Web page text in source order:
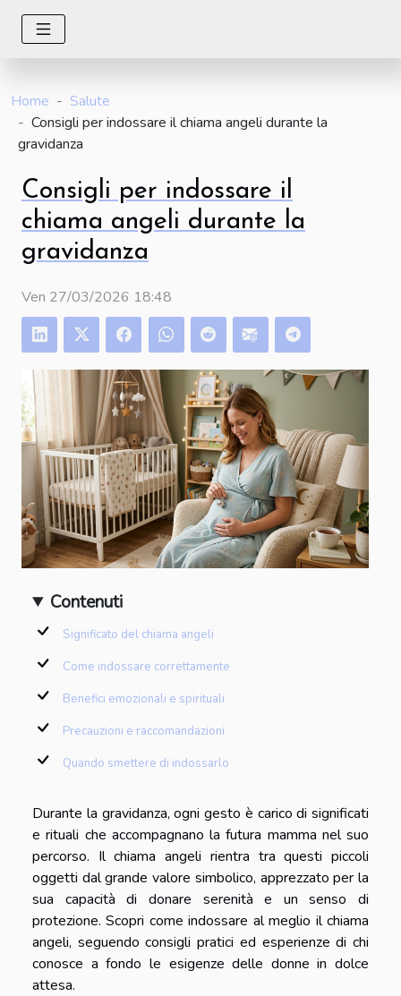
Home
Salute
Consigli per indossare il chiama angeli durante la
gravidanza
Consigli per indossare il
chiama angeli durante la
gravidanza
Ven 27/03/2026 18:48
Contenuti
Significato del chiama angeli
Come indossare correttamente
Benefici emozionali e spirituali
Precauzioni e raccomandazioni
Quando smettere di indossarlo
Durante la gravidanza, ogni gesto è carico di significati
e rituali che accompagnano la futura mamma nel suo
percorso. Il chiama angeli rientra tra questi piccoli
oggetti dal grande valore simbolico, apprezzato per la
sua capacità di donare serenità e un senso di
protezione. Scopri come indossare al meglio il chiama
angeli, seguendo consigli pratici ed esperienze di chi
conosce a fondo le esigenze delle donne in dolce
attesa.